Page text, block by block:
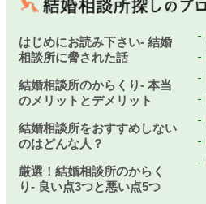
はじめにお読み下さい- 結婚
相談所に脅された話
結婚相談所のからくり- 本当
のメリットとデメリット
結婚相談所をおすすめしない
のはどんな人？
厳選！結婚相談所のからく
り- 良い点3つと悪い点5つ